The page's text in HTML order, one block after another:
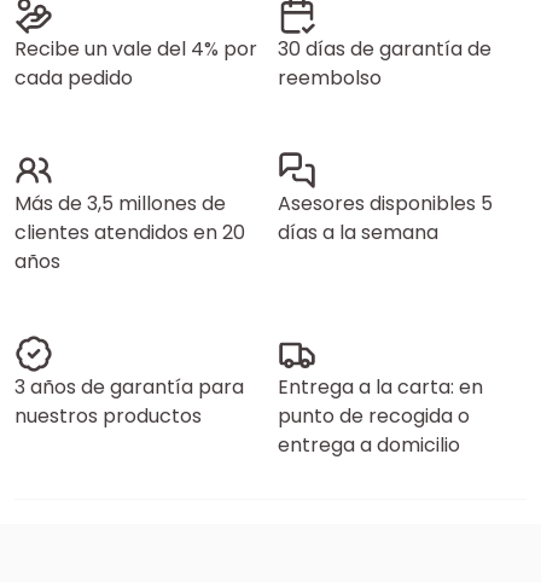
Recibe un vale del 4% por
cada pedido
30 días de garantía de
reembolso
Más de 3,5 millones de
clientes atendidos en 20
años
Asesores disponibles 5
días a la semana
3 años de garantía para
nuestros productos
Entrega a la carta: en
punto de recogida o
entrega a domicilio